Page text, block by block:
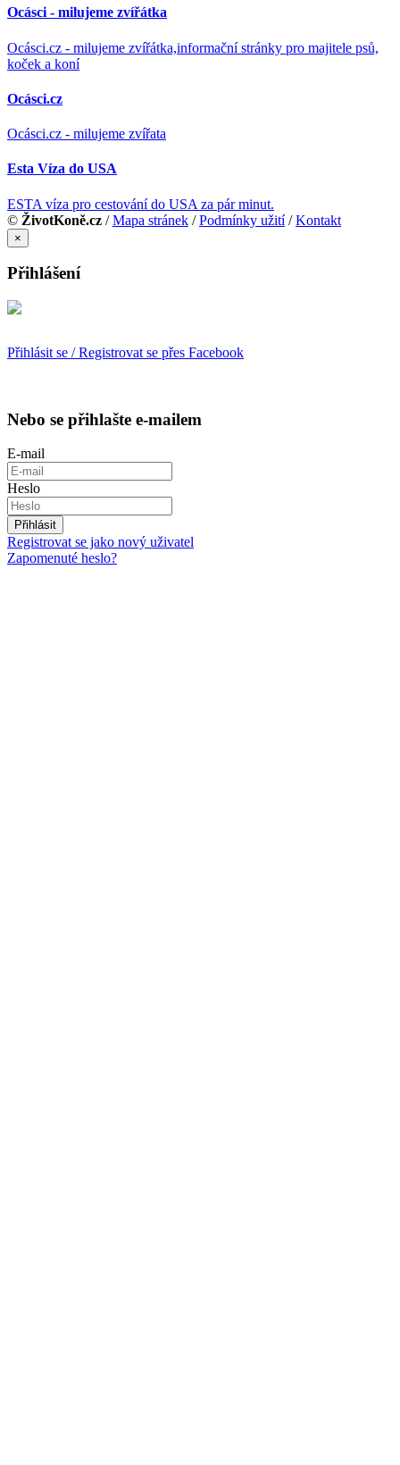
Ocásci - milujeme zvířátka
Ocásci.cz - milujeme zvířátka,informační stránky pro majitele psů,
koček a koní
Ocásci.cz
Ocásci.cz - milujeme zvířata
Esta Víza do USA
ESTA víza pro cestování do USA za pár minut.
© ŽivotKoně.cz /Mapa stránek /Podmínky užití/Kontakt
×
Přihlášení
Přihlásit se / Registrovat se přes Facebook
Nebo se přihlašte e-mailem
E-mail
Heslo
Přihlásit
Registrovat se jako nový uživatel
Zapomenuté heslo?